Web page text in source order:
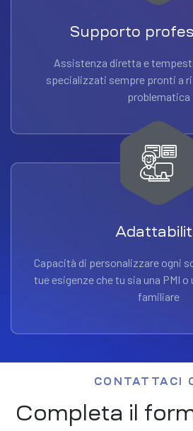
Supporto
Assistenza diretta e
specializzati sempre pronti a
problematica
Capacità di personalizzare ogni
tue esigenze che tu sia una PMI
familiare
Completa il
CONTATTACI